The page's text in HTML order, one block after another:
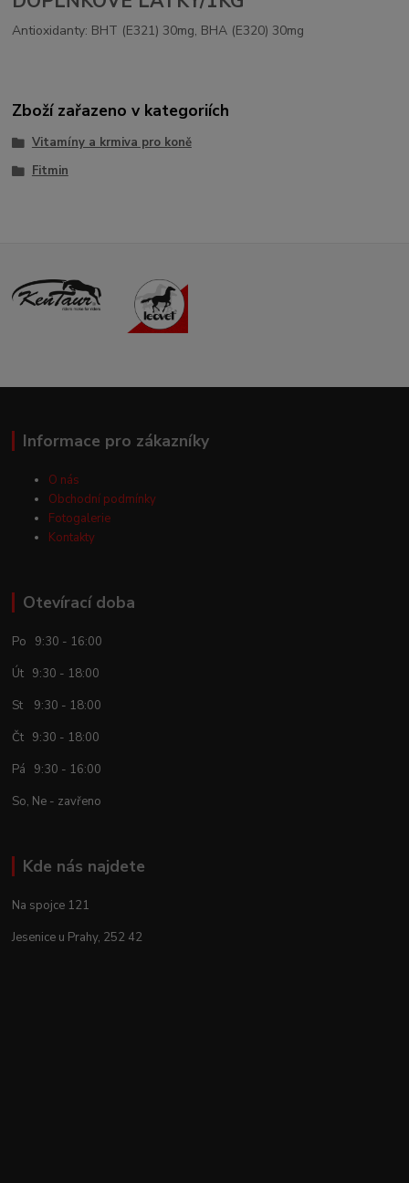
Antioxidanty: BHT (E321) 30mg, BHA (E320) 30mg
Zboží zařazeno v kategoriích
Vitamíny a krmiva pro koně
Fitmin
Informace pro zákazníky
O nás
Obchodní podmínky
Fotogalerie
Kontakty
Otevírací doba
Po 9:30 - 16:00
Út 9:30 - 18:00
St 9:30 - 18:00
Čt 9:30 - 18:00
Pá 9:30 - 16:00
So, Ne - zavřeno
Kde nás najdete
Na spojce 121
Jesenice u Prahy, 252 42